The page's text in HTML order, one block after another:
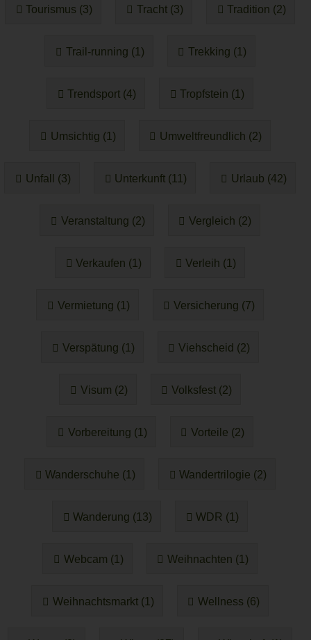
Tourismus (3) Tracht (3) Tradition (2)
Trail-running (1) Trekking (1)
Trendsport (4) Tropfstein (1)
Umsichtig (1) Umweltfreundlich (2)
Unfall (3) Unterkunft (11) Urlaub (42)
Veranstaltung (2) Vergleich (2)
Verkaufen (1) Verleih (1)
Vermietung (1) Versicherung (7)
Verspätung (1) Viehscheid (2)
Visum (2) Volksfest (2)
Vorbereitung (1) Vorteile (2)
Wanderschuhe (1) Wandertrilogie (2)
Wanderung (13) WDR (1)
Webcam (1) Weihnachten (1)
Weihnachtsmarkt (1) Wellness (6)